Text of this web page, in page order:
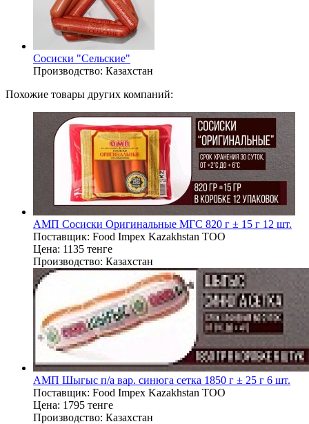
Сосиски "Сельские"
Производство: Казахстан
Похожие товары других компаний:
АМП Сосиски Оригинальные МГС 820 г ± 15 г 12 шт.
Поставщик: Food Impex Kazakhstan TOO
Цена: 1135 тенге
Производство: Казахстан
АМП Шыгыс п/а вар. синюга сетка 1850 г ± 25 г 6 шт.
Поставщик: Food Impex Kazakhstan TOO
Цена: 1795 тенге
Производство: Казахстан